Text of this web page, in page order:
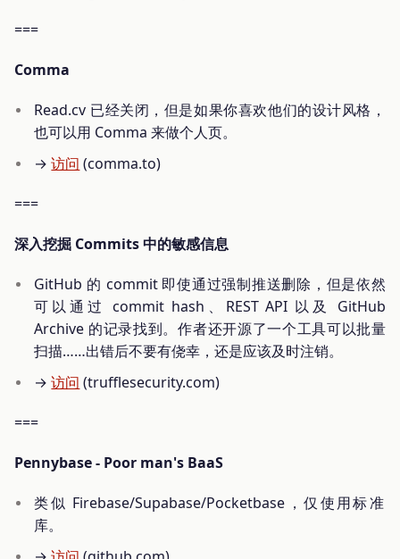
===
Comma
Read.cv 已经关闭，但是如果你喜欢他们的设计风格，
也可以用 Comma 来做个人页。
→访问 (comma.to)
===
深入挖掘 Commits 中的敏感信息
GitHub 的 commit 即使通过强制推送删除，但是依然
可以通过 commit hash、REST API 以及 GitHub
Archive 的记录找到。作者还开源了一个工具可以批量
扫描……出错后不要有侥幸，还是应该及时注销。
→访问 (trufflesecurity.com)
===
Pennybase - Poor man's BaaS
类似 Firebase/Supabase/Pocketbase，仅使用标准
库。